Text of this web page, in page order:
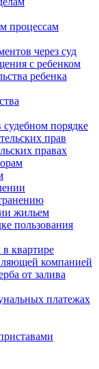
процессам
через суд
с ребенком
ребенка
порядке
прав
правах
жильем
пользования
квартире
компанией
от залива
платежах